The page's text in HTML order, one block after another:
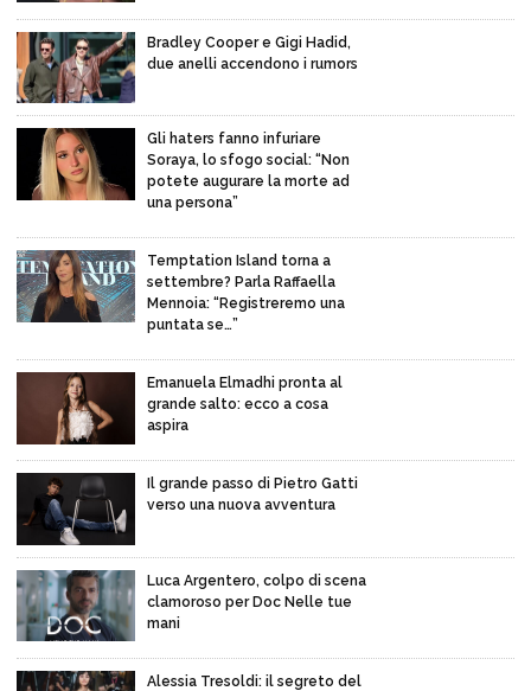
Bradley Cooper e Gigi Hadid,
due anelli accendono i rumors
Gli haters fanno infuriare
Soraya, lo sfogo social: “Non
potete augurare la morte ad
una persona”
Temptation Island torna a
settembre? Parla Raffaella
Mennoia: “Registreremo una
puntata se…”
Emanuela Elmadhi pronta al
grande salto: ecco a cosa
aspira
Il grande passo di Pietro Gatti
verso una nuova avventura
Luca Argentero, colpo di scena
clamoroso per Doc Nelle tue
mani
Alessia Tresoldi: il segreto del